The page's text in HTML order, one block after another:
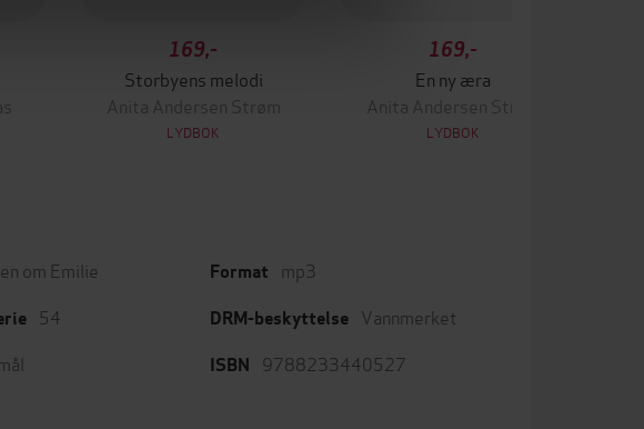
169,-
Storbyens melodi
Anita Andersen Strøm
LYDBOK
169,-
En ny æra
Anita Andersen Strøm
LYDBOK
om Emilie
54
Format mp3
DRM-beskyttelse Vannmerket
ISBN 9788233440527